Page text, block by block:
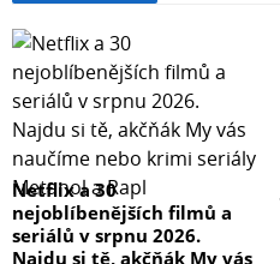
Netflix a 30
nejoblíbenějších filmů a
seriálů v srpnu 2026.
Najdu si tě, akčňák My vás